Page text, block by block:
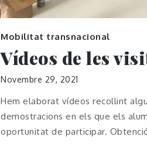
Mobilitat transnacional
Vídeos de les
Novembre 29, 2021
Hem elaborat vídeos recollint
demostracions en els que els
oportunitat de participar.